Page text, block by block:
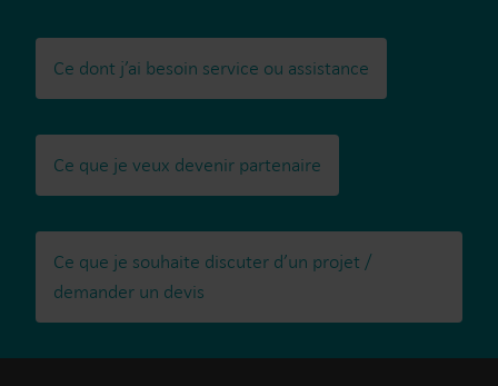
Ce dont j’ai besoin service ou assistance
Ce que je veux devenir partenaire
Ce que je souhaite discuter d’un projet /
demander un devis